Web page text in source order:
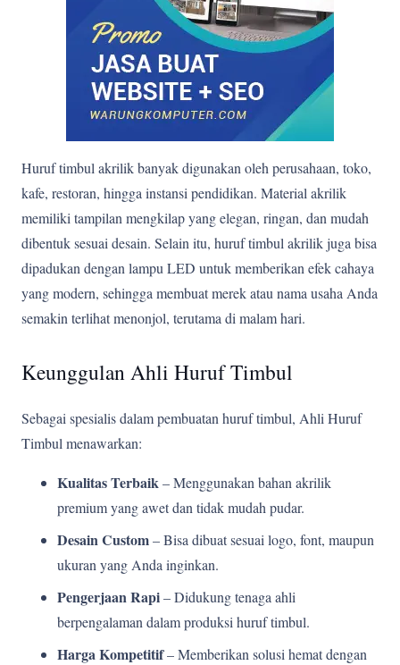
Huruf timbul akrilik banyak digunakan oleh perusahaan, toko,
kafe, restoran, hingga instansi pendidikan. Material akrilik
memiliki tampilan mengkilap yang elegan, ringan, dan mudah
dibentuk sesuai desain. Selain itu, huruf timbul akrilik juga bisa
dipadukan dengan lampu LED untuk memberikan efek cahaya
yang modern, sehingga membuat merek atau nama usaha Anda
semakin terlihat menonjol, terutama di malam hari.
Keunggulan Ahli Huruf Timbul
Sebagai spesialis dalam pembuatan huruf timbul, Ahli Huruf
Timbul menawarkan:
Kualitas Terbaik– Menggunakan bahan akrilik
premium yang awet dan tidak mudah pudar.
Desain Custom– Bisa dibuat sesuai logo, font, maupun
ukuran yang Anda inginkan.
Pengerjaan Rapi– Didukung tenaga ahli
berpengalaman dalam produksi huruf timbul.
Harga Kompetitif– Memberikan solusi hemat dengan